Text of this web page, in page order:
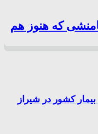
که هنوز هم
کشور در شیراز